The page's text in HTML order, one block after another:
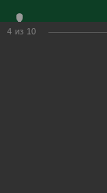
4 из 10